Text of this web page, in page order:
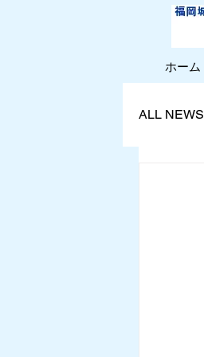
ホーム
ALL NEWS